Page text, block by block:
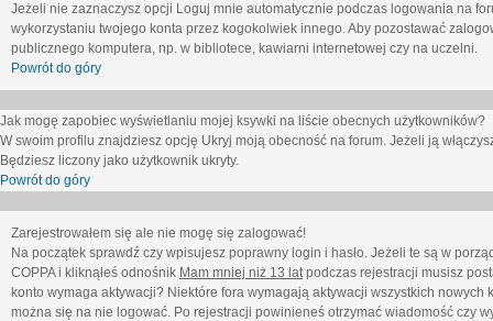
Jeżeli nie zaznaczysz opcji Loguj mnie automatycznie podczas logowania na
wykorzystaniu twojego konta przez kogokolwiek innego. Aby pozostawać
publicznego komputera, np. w bibliotece, kawiarni internetowej czy na uczelni.
Powrót do góry
Jak mogę zapobiec wyświetlaniu mojej ksywki na liście obecnych użytkowników?
W swoim profilu znajdziesz opcję Ukryj moją obecność na forum. Jeżeli ją
Będziesz liczony jako użytkownik ukryty.
Powrót do góry
Zarejestrowałem się ale nie mogę się zalogować!
Na początek sprawdź czy wpisujesz poprawny login i hasło. Jeżeli te są w
COPPA i kliknąłeś odnośnik Mam mniej niż 13 latpodczas rejestracji musisz
konto wymaga aktywacji? Niektóre fora wymagają aktywacji wszystkich
można się na nie logować. Po rejestracji powinieneś otrzymać wiadomość czy